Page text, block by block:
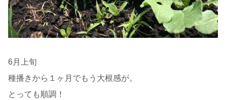
6月上旬
種播きから１ヶ月でもう大根感が。
とっても順調！